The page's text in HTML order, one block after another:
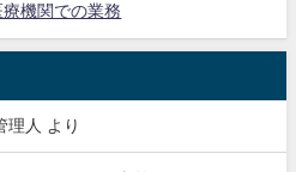
機関での業務
理人 より